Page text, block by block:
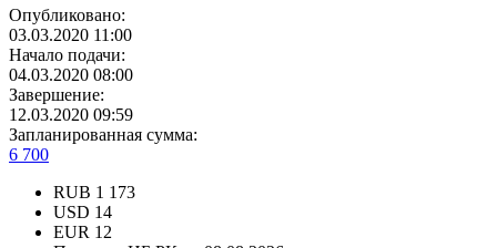
Опубликовано:
03.03.2020 11:00
Начало подачи:
04.03.2020 08:00
Завершение:
12.03.2020 09:59
Запланированная сумма:
6 700
RUB 1 173
USD 14
EUR 12